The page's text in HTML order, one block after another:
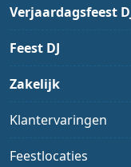
Verjaardagsfeest
Feest DJ
Zakelijk
Klantervaringen
Feestlocaties